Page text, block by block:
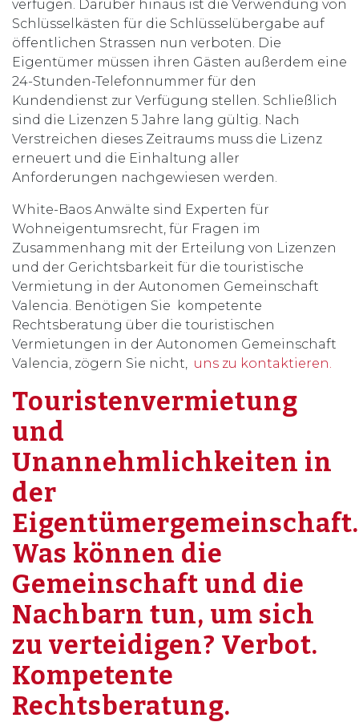
verfügen. Darüber hinaus ist die Verwendung von
Schlüsselkästen für die Schlüsselübergabe auf
öffentlichen Strassen nun verboten. Die
Eigentümer müssen ihren Gästen außerdem eine
24-Stunden-Telefonnummer für den
Kundendienst zur Verfügung stellen. Schließlich
sind die Lizenzen 5 Jahre lang gültig. Nach
Verstreichen dieses Zeitraums muss die Lizenz
erneuert und die Einhaltung aller
Anforderungen nachgewiesen werden.
White-Baos Anwälte sind Experten für
Wohneigentumsrecht, für Fragen im
Zusammenhang mit der Erteilung von Lizenzen
und der Gerichtsbarkeit für die touristische
Vermietung in der Autonomen Gemeinschaft
Valencia. Benötigen Sie kompetente
Rechtsberatung über die touristischen
Vermietungen in der Autonomen Gemeinschaft
Valencia, zögern Sie nicht,
uns zu kontaktieren.
Touristenvermietung
und
Unannehmlichkeiten in
der
Eigentümergemeinschaft.
Was können die
Gemeinschaft und die
Nachbarn tun, um sich
zu verteidigen? Verbot.
Kompetente
Rechtsberatung.